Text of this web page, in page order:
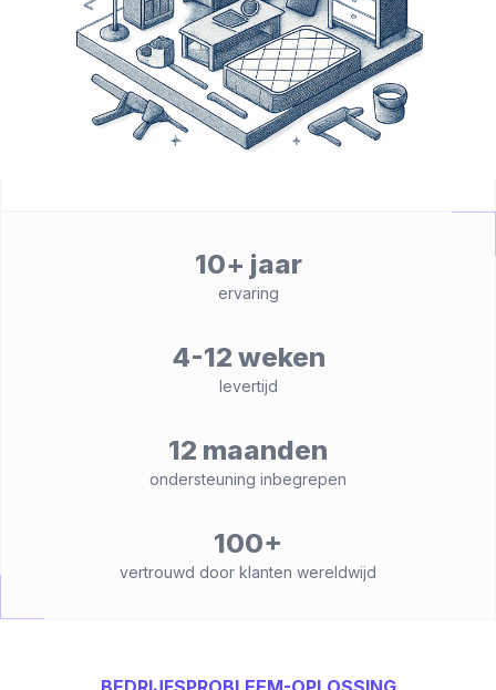
10+ jaar
ervaring
4-12 weken
levertijd
12 maanden
ondersteuning inbegrepen
100+
vertrouwd door klanten wereldwijd